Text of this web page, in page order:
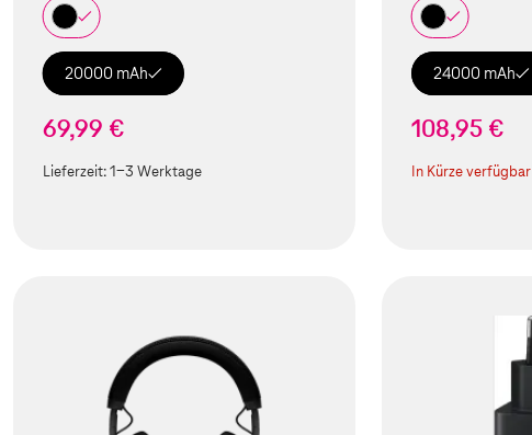
20000 mAh
69,99 €
Lieferzeit:1-3 Werktage
24000 mAh
108,95 €
In Kürze verfügbar